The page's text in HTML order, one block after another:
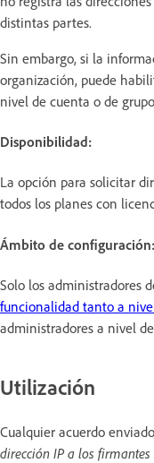
distintas partes.
Sin embargo, si la
organización, puede
nivel de cuenta o de
Disponibilidad:
La opción para solicitar
todos los planes con
Ámbito de configuración:
Solo los administradores
funcionalidad tanto a
administradores a nivel
Utilización
Cualquier acuerdo
dirección IP a los firmantes